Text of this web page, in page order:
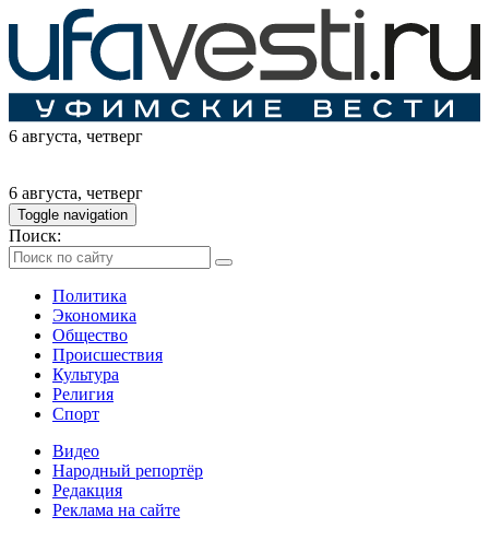
6 августа, четверг
6 августа, четверг
Toggle navigation
Поиск:
Политика
Экономика
Общество
Происшествия
Культура
Религия
Спорт
Видео
Народный репортёр
Редакция
Реклама на сайте